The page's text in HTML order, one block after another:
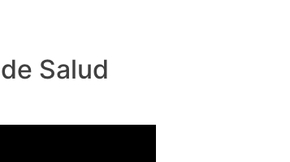
Salud